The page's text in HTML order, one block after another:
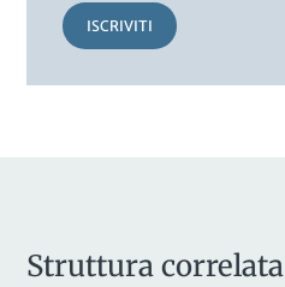
ISCRIVITI
Struttura correlata